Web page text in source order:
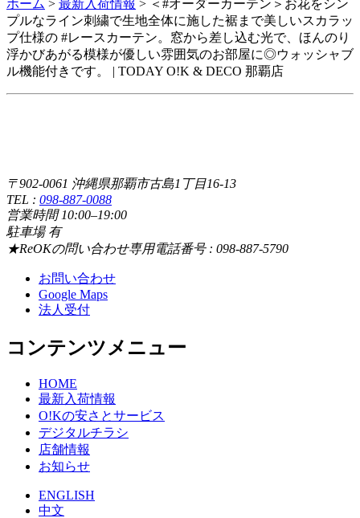
ホーム > 最新入荷情報 > ＜#オーダーカーテン＞お花をシン
プルなライン刺繍で生地全体に施した裾まで美しいスカラッ
プ仕様の #レースカーテン。窓から差し込む光で、ほんのり
浮かびあがる模様が優しい雰囲気のお部屋に◎ウォッシャブ
ル機能付きです。 | TODAY O!K & DECO 那覇店
〒902-0061 沖縄県那覇市古島1丁目16-13
TEL : 098-887-0088
営業時間 10:00–19:00
駐車場 有
★ReOKの問い合わせ専用電話番号 : 098-887-5790
お問い合わせ
Google Maps
法人受付
コンテンツメニュー
HOME
最新入荷情報
O!Kの安さとサービス
デジタルチラシ
店舗情報
お知らせ
ENGLISH
中文